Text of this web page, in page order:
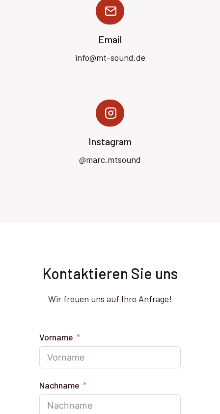
Email
info@mt-sound.de
Instagram
@marc.mtsound
Kontaktieren Sie uns
Wir freuen uns auf Ihre Anfrage!
Vorname
Nachname